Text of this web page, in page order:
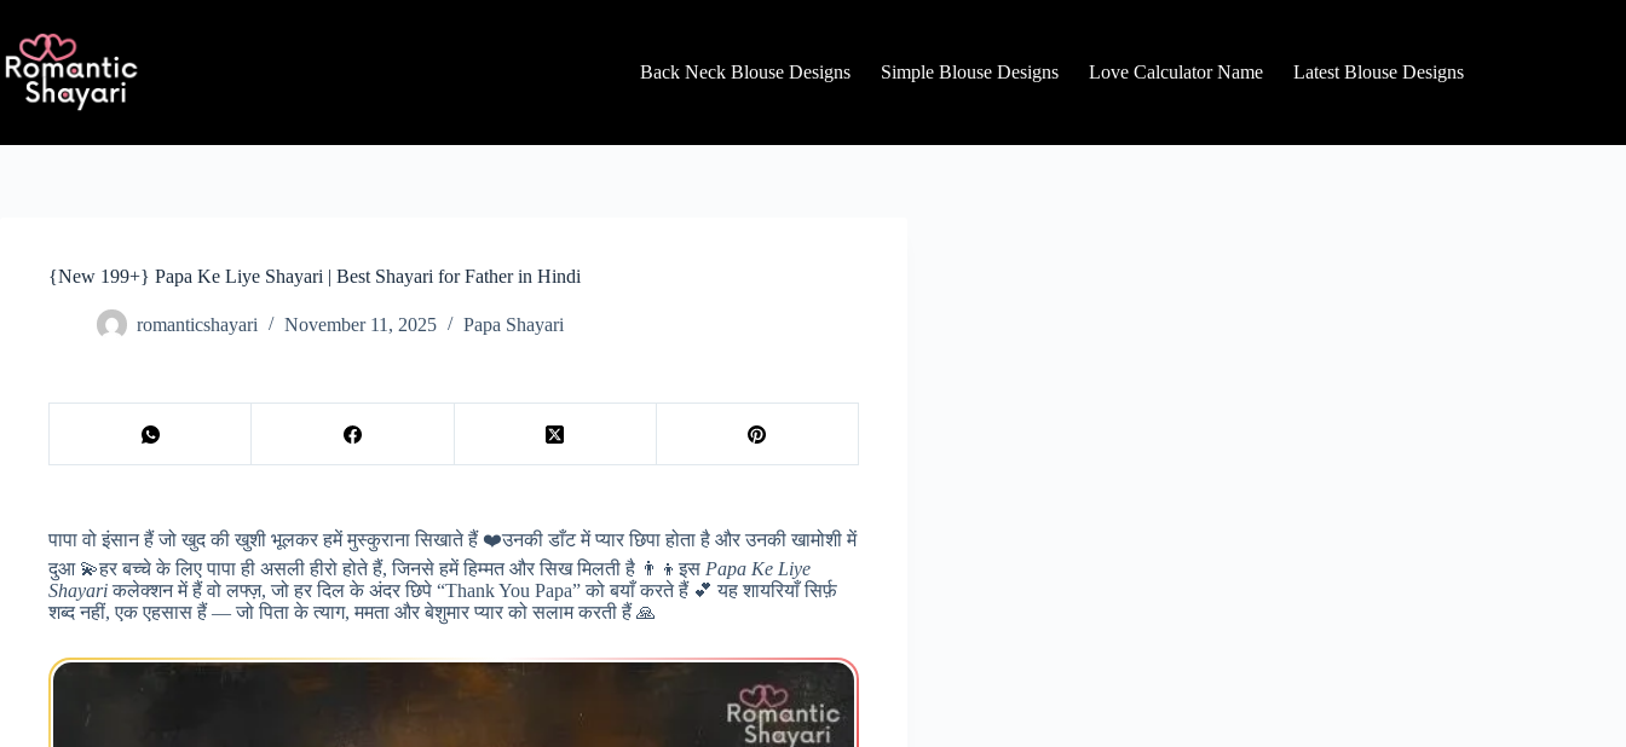
content
Back Neck Blouse Designs
Simple Blouse Designs Love Calculator Name Latest Blouse Designs
{New 199+} Papa Ke Liye Shayari | Best Shayari for Father in Hindi
romanticshayari November 11, 2025 Papa Shayari
पापा वो इंसान हैं जो खुद की खुशी भूलकर हमें मुस्कुराना सिखाते हैं ❤️उनकी डाँट में प्यार छिपा होता है और उनकी खामोशी में
दुआ 💫हर बच्चे के लिए पापा ही असली हीरो होते हैं, जिनसे हमें हिम्मत और सिख मिलती है 👨‍👦इस Papa Ke Liye
Shayariकलेक्शन में हैं वो लफ्ज़, जो हर दिल के अंदर छिपे “Thank You Papa” को बयाँ करते हैं 💕 यह शायरियाँ सिर्फ़
शब्द नहीं, एक एहसास हैं — जो पिता के त्याग, ममता और बेशुमार प्यार को सलाम करती हैं 🙏